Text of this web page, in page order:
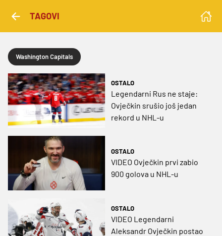
TAGOVI
Washington Capitals
OSTALO
Legendarni Rus ne staje:
Ovječkin srušio još jedan
rekord u NHL-u
OSTALO
VIDEO Ovječkin prvi zabio
900 golova u NHL-u
OSTALO
VIDEO Legendarni
Aleksandr Ovječkin postao